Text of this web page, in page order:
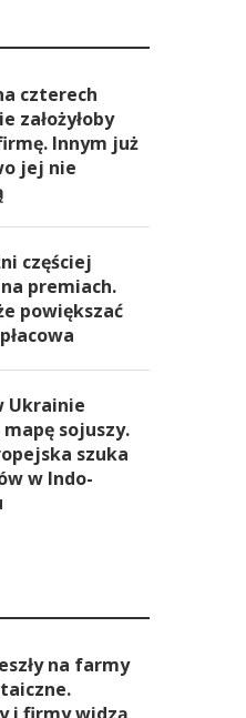
czterech
założyłoby
Innym już
jej nie
częściej
premiach.
powiększać
Ukrainie
sojuszy.
szuka
w Indo-
na farmy